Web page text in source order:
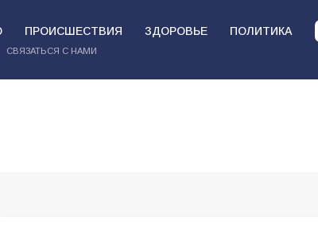
ПРОИСШЕСТВИЯ ЗДОРОВЬЕ ПОЛИТИКА
СВЯЗАТЬСЯ С НАМИ